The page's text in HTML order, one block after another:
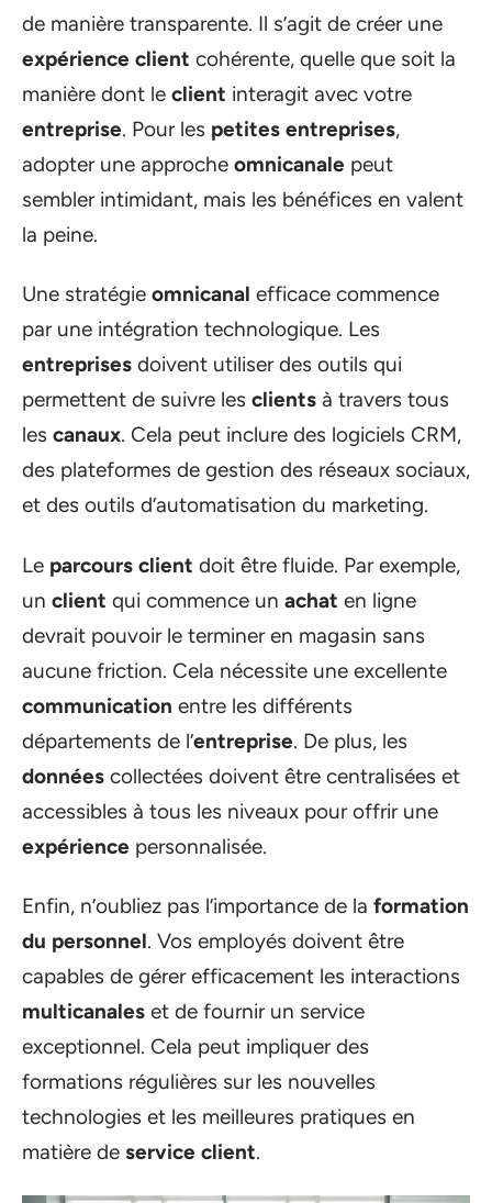
de manière transparente. Il s’agit de créer une
expérience client cohérente, quelle que soit la
manière dont le client interagit avec votre
entreprise. Pour les petites entreprises,
adopter une approche omnicanale peut
sembler intimidant, mais les bénéfices en valent
la peine.
Une stratégie omnicanal efficace commence
par une intégration technologique. Les
entreprises doivent utiliser des outils qui
permettent de suivre les clients à travers tous
les canaux. Cela peut inclure des logiciels CRM,
des plateformes de gestion des réseaux sociaux,
et des outils d’automatisation du marketing.
Le parcours client doit être fluide. Par exemple,
un client qui commence un achat en ligne
devrait pouvoir le terminer en magasin sans
aucune friction. Cela nécessite une excellente
communication entre les différents
départements de l’entreprise. De plus, les
données collectées doivent être centralisées et
accessibles à tous les niveaux pour offrir une
expérience personnalisée.
Enfin, n’oubliez pas l’importance de la formation
du personnel. Vos employés doivent être
capables de gérer efficacement les interactions
multicanales et de fournir un service
exceptionnel. Cela peut impliquer des
formations régulières sur les nouvelles
technologies et les meilleures pratiques en
matière de service client.